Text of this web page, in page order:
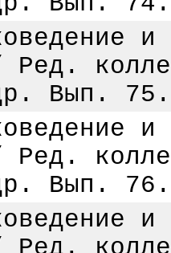
Ред.
Вып.
Ред.
Вып.